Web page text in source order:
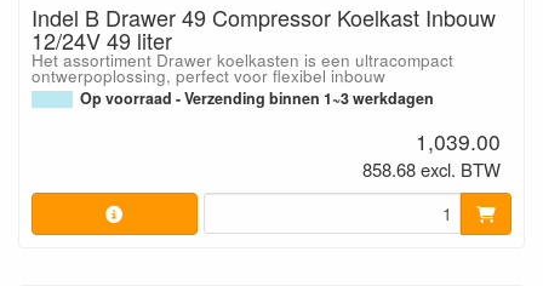
Indel B Drawer 49 Compressor Koelkast Inbouw
12/24V 49 liter
Het assortiment Drawer koelkasten is een ultracompact
ontwerpoplossing, perfect voor flexibel inbouw
Op voorraad - Verzending binnen 1~3 werkdagen
1,039.00
858.68 excl. BTW